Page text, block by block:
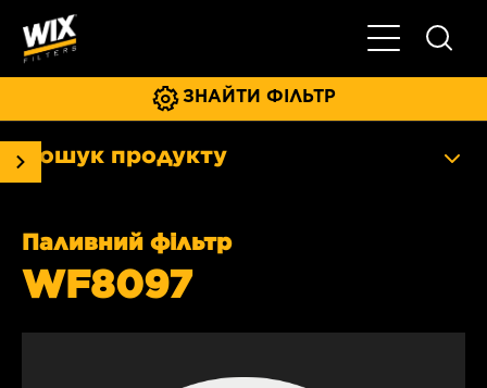
Увімкнути/
ЗНАЙТИ ФІЛЬТР
Пошук продукту
Паливний фільтр
WF8097